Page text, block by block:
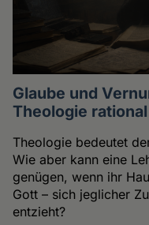
Glaube und
Theologie
Theologie bedeutet
Wie aber kann eine
genügen, wenn ihr
Gott – sich jeglicher
entzieht?